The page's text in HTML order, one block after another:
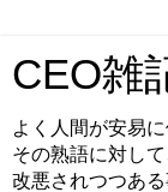
CEO雑
よく人間が安易
その熟語に対し
改悪されつつあ